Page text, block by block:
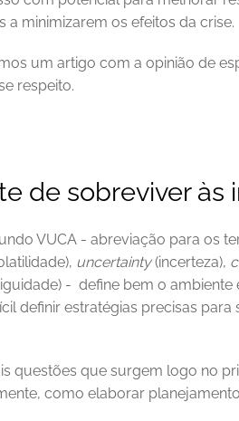
a minimizarem os efeitos da crise.
um artigo com a opinião de
respeito.
de sobreviver às
uncertainty (incerteza),
-  define bem o
definir estratégias precisas
questões que surgem logo no
como elaborar